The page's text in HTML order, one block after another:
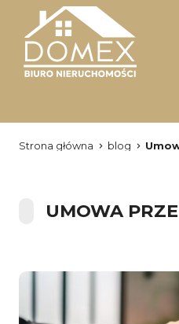
Strona główna blog
UMOWA